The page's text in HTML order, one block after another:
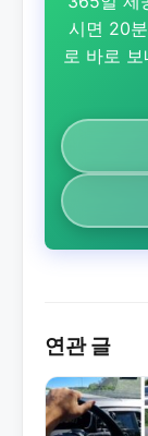
시면 20
로 바로
연관 글